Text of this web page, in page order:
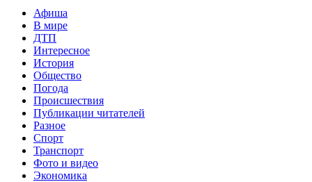
Афиша
В мире
ДТП
Интересное
История
Общество
Погода
Происшествия
Публикации читателей
Разное
Спорт
Транспорт
Фото и видео
Экономика